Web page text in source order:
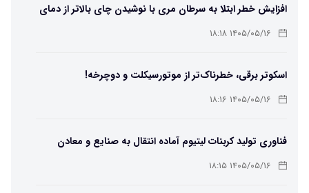
افزایش خطر ابتلا به سرطان مری با نوشیدن چای بالاتر از دمای
۶۵ درجه ۱۴۰۵/۰۵/۱۶ ۱۸:۱۸
اسکوتر برقی، خطرناک‌تر از موتورسیکلت و دوچرخه!
۱۴۰۵/۰۵/۱۶ ۱۸:۱۶
فناوری تولید کربنات لیتیوم آماده انتقال به صنایع و معادن
است۱۴۰۵/۰۵/۱۶ ۱۸:۱۵